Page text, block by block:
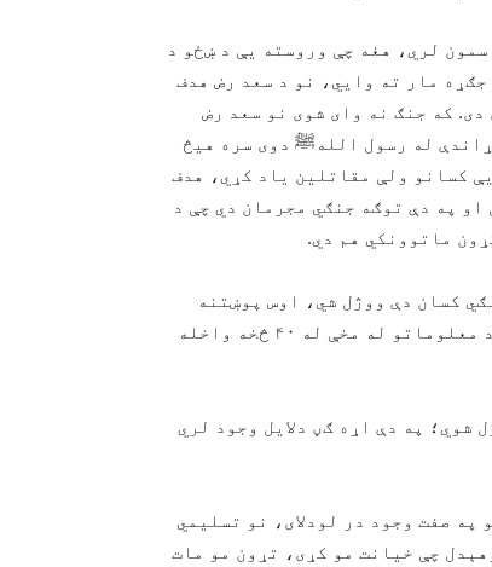
لري، هغه چې وروسته يې د ښځو د
مار ته وايي، نو د سعد رض هدف
که جنګ نه وای شوی نو سعد رض
له رسول اللهﷺ دوی سره هيڅ
کسانو ولې مقاتلین یاد کړي، هدف
په دې توګه جنګي مجرمان دي چې د
ماتوونکي هم دي.
کسان دې ووژل شي، اوس پوښتنه
داده چې رسول اللهﷺ څومره کسان وژلي دي؟ په دې اړه زما د معلوماتو له مخې له ۴۰ څخه واخله
شوي؛ په دې اړه ګڼ دلایل وجود لري
په صفت وجود در لودلای، نو تسلیمي
چې خیانت مو کړی، تړون مو مات